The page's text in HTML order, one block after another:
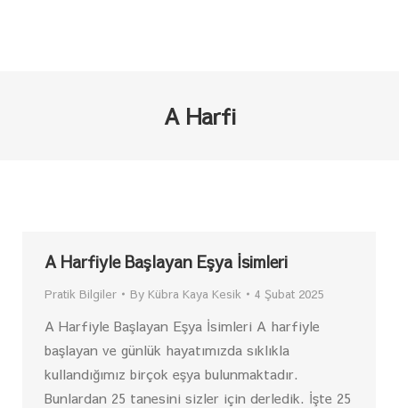
A Harfi
A Harfiyle Başlayan Eşya İsimleri
Pratik Bilgiler By Kübra Kaya Kesik 4 Şubat 2025
A Harfiyle Başlayan Eşya İsimleri A harfiyle
başlayan ve günlük hayatımızda sıklıkla
kullandığımız birçok eşya bulunmaktadır.
Bunlardan 25 tanesini sizler için derledik. İşte 25